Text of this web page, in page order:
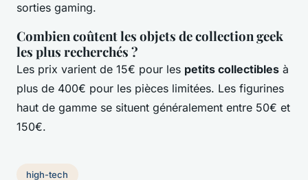
sorties gaming.
Combien coûtent les objets de collection geek
les plus recherchés ?
Les prix varient de 15€ pour les petits collectibles à
plus de 400€ pour les pièces limitées. Les figurines
haut de gamme se situent généralement entre 50€ et
150€.
high-tech